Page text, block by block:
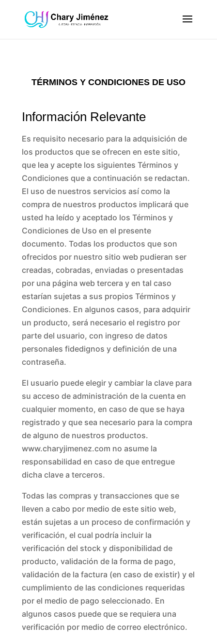
TÉRMINOS Y CONDICIONES DE USO
Información Relevante
Es requisito necesario para la adquisición de
los productos que se ofrecen en este sitio,
que lea y acepte los siguientes Términos y
Condiciones que a continuación se redactan.
El uso de nuestros servicios así como la
compra de nuestros productos implicará que
usted ha leído y aceptado los Términos y
Condiciones de Uso en el presente
documento. Todas los productos que son
ofrecidos por nuestro sitio web pudieran ser
creadas, cobradas, enviadas o presentadas
por una página web tercera y en tal caso
estarían sujetas a sus propios Términos y
Condiciones. En algunos casos, para adquirir
un producto, será necesario el registro por
parte del usuario, con ingreso de datos
personales fidedignos y definición de una
contraseña.
El usuario puede elegir y cambiar la clave para
su acceso de administración de la cuenta en
cualquier momento, en caso de que se haya
registrado y que sea necesario para la compra
de alguno de nuestros productos.
www.charyjimenez.com no asume la
responsabilidad en caso de que entregue
dicha clave a terceros.
Todas las compras y transacciones que se
lleven a cabo por medio de este sitio web,
están sujetas a un proceso de confirmación y
verificación, el cual podría incluir la
verificación del stock y disponibilidad de
producto, validación de la forma de pago,
validación de la factura (en caso de existir) y el
cumplimiento de las condiciones requeridas
por el medio de pago seleccionado. En
algunos casos puede que se requiera una
verificación por medio de correo electrónico.